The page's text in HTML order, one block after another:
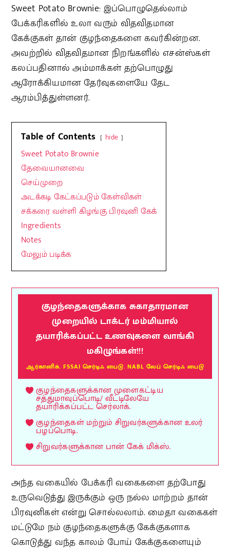
Sweet Potato Brownie: இப்பொழுதெல்லாம்
பேக்கரிகளில் உலா வரும் விதவிதமான
கேக்குகள் தான் குழந்தைகளை கவர்கின்றன.
அவற்றில் விதவிதமான நிறங்களில் எசன்ஸ்கள்
கலப்பதினால் அம்மாக்கள் தற்பொழுது
ஆரோக்கியமான தேர்வுகளையே தேட
ஆரம்பித்துள்ளனர்.
Table of Contents hide
Sweet Potato Brownie
தேவையானவை
செய்முறை
அடக்கடி கேட்கப்படும் கேள்விகள்
சக்கரை வள்ளி கிழங்கு பிரவுனி கேக்
Ingredients
Notes
மேலும் படிக்க
குழந்தைகளுக்காக சுகாதாரமான
முறையில் டாக்டர் மம்மியால்
தயாரிக்கப்பட்ட உணவுகளை வாங்கி
மகிழுங்கள்!!!
ஆர்கானிக். FSSAI செர்டிஃ பைடு. NABL லேப் செர்டிஃ பைடு
குழந்தைகளுக்கான முளைகட்டிய
சத்துமாவுப்பொடி/ வீட்டிலேயே
தயாரிக்கப்பட்ட செர்லாக்.
குழந்தைகள் மற்றும் சிறுவர்களுக்கான உலர்
பழப்பொடி.
சிறுவர்களுக்கான பான் கேக் மிக்ஸ்.
அந்த வகையில் பேக்கரி வகைகளை தற்போது
உருவெடுத்து இருக்கும் ஒரு நல்ல மாற்றம் தான்
பிரவுனிகள் என்று சொல்லலாம். மைதா வகைகள்
மட்டுமே நம் குழந்தைகளுக்கு கேக்குகளாக
கொடுத்து வந்த காலம் போய் கேக்குகளையும்